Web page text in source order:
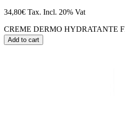
34,80€ Tax. Incl. 20% Vat
CREME DERMO HYDRATANTE
Add to cart